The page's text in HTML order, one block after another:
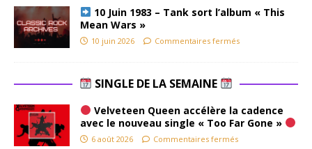
10 Juin 1983 – Tank sort l’album « This
Mean Wars »
10 juin 2026 Commentaires fermés
SINGLE DE LA SEMAINE
Velveteen Queen accélère la cadence
avec le nouveau single « Too Far Gone »
6 août 2026 Commentaires fermés